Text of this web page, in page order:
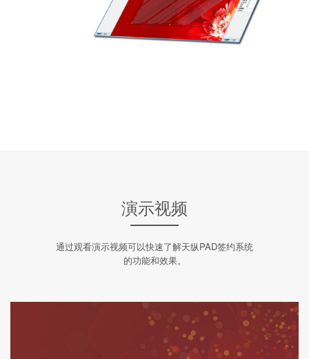
演示视频
通过观看演示视频可以快速了解天纵PAD签约系统
的功能和效果。